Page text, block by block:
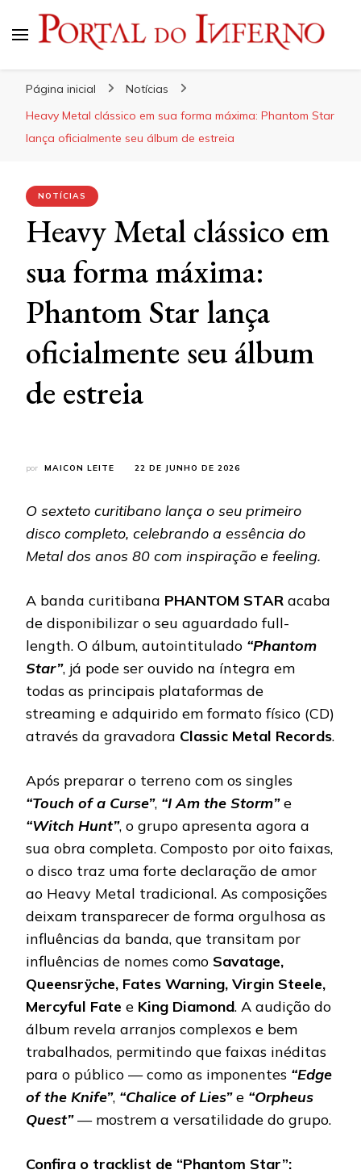
Página inicial
Notícias
Heavy Metal clássico em sua forma máxima: Phantom Star
lança oficialmente seu álbum de estreia
NOTÍCIAS
Heavy Metal clássico em
sua forma máxima:
Phantom Star lança
oficialmente seu álbum
de estreia
por MAICON LEITE 22 DE JUNHO DE 2026
O sexteto curitibano lança o seu primeiro
disco completo, celebrando a essência do
Metal dos anos 80 com inspiração e feeling.
A banda curitibana PHANTOM STAR acaba
de disponibilizar o seu aguardado full-
length. O álbum, autointitulado “Phantom
Star”, já pode ser ouvido na íntegra em
todas as principais plataformas de
streaming e adquirido em formato físico (CD)
através da gravadora Classic Metal Records.
Após preparar o terreno com os singles
“Touch of a Curse”, “I Am the Storm”e
“Witch Hunt”, o grupo apresenta agora a
sua obra completa. Composto por oito faixas,
o disco traz uma forte declaração de amor
ao Heavy Metal tradicional. As composições
deixam transparecer de forma orgulhosa as
influências da banda, que transitam por
influências de nomes como Savatage,
Queensrÿche, Fates Warning, Virgin Steele,
Mercyful Fate e King Diamond. A audição do
álbum revela arranjos complexos e bem
trabalhados, permitindo que faixas inéditas
para o público — como as imponentes “Edge
of the Knife”, “Chalice of Lies”e “Orpheus
Quest”— mostrem a versatilidade do grupo.
Confira o tracklist de “Phantom Star”: